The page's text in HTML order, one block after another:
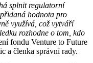
splnit regulatorní
hodnota pro
využívá, což vytváří
rozhodne o tom, kdo
fondu Venture to Future
a členka správní rady.